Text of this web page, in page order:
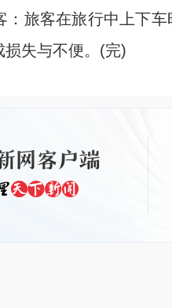
旅客在旅行中上下车
失与不便。(完)